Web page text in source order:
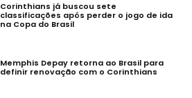
Corinthians já buscou sete
classificações após perder o jogo de ida
na Copa do Brasil
Memphis Depay retorna ao Brasil para
definir renovação com o Corinthians